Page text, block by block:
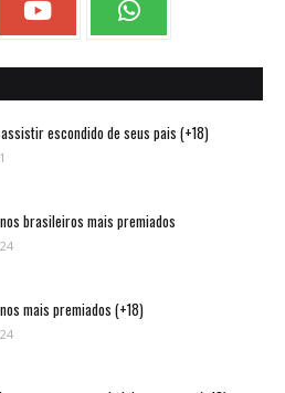
escondido de seus pais (+18)
brasileiros mais premiados
mais premiados (+18)